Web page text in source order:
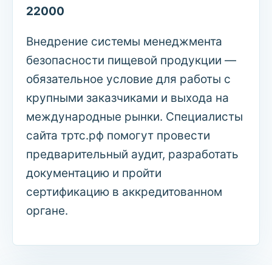
22000
Внедрение системы менеджмента
безопасности пищевой продукции —
обязательное условие для работы с
крупными заказчиками и выхода на
международные рынки. Специалисты
сайта тртс.рф помогут провести
предварительный аудит, разработать
документацию и пройти
сертификацию в аккредитованном
органе.